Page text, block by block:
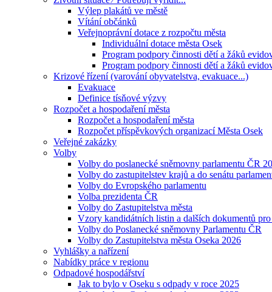
Výlep plakátů ve městě
Vítání občánků
Veřejnoprávní dotace z rozpočtu města
Individuální dotace města Osek
Program podpory činnosti dětí a žáků
Program podpory činnosti dětí a žáků
Krizové řízení (varování obyvatelstva, evakuace...)
Evakuace
Definice tísňové výzvy
Rozpočet a hospodaření města
Rozpočet a hospodaření města
Rozpočet příspěvkových organizací Města Osek
Veřejné zakázky
Volby
Volby do poslanecké sněmovny parlamentu ČR
Volby do zastupitelstev krajů a do senátu
Volby do Evropského parlamentu
Volba prezidenta ČR
Volby do Zastupitelstva města
Vzory kandidátních listin a dalších dokumentů
Volby do Poslanecké sněmovny Parlamentu ČR
Volby do Zastupitelstva města Oseka 2026
Vyhlášky a nařízení
Nabídky práce v regionu
Odpadové hospodářství
Jak to bylo v Oseku s odpady v roce 2025